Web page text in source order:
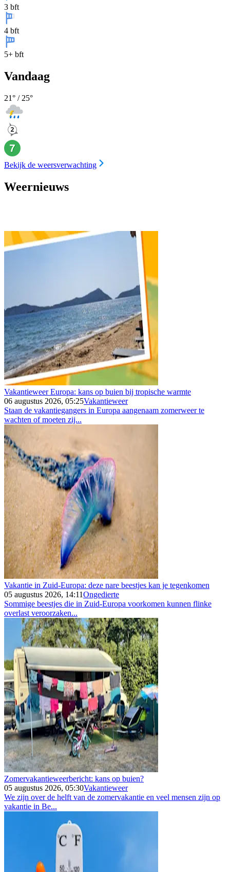
3 bft
4 bft
5+ bft
Vandaag
21° / 25°
Bekijk de weersverwachting
Weernieuws
Vakantieweer Europa: kans op buien bij tropische warmte
06 augustus 2026, 05:25Vakantieweer
Staan de vakantiegangers in Europa aangenaam zomerweer te
wachten of moeten zij...
Vakantie in Zuid-Europa: deze nare beestjes kan je tegenkomen
05 augustus 2026, 14:11Ongedierte
Sommige beestjes die in Zuid-Europa voorkomen kunnen flinke
overlast veroorzaken...
Zomervakantieweerbericht: kans op buien?
05 augustus 2026, 05:30Vakantieweer
We zijn over de helft van de zomervakantie en veel mensen zijn op
vakantie in Be...